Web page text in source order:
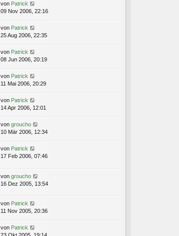
von Patrick
09 Nov 2006, 22:16
von Patrick
25 Aug 2006, 22:35
von Patrick
08 Jun 2006, 20:19
von Patrick
11 Mai 2006, 20:29
von Patrick
14 Apr 2006, 12:01
von groucho
10 Mär 2006, 12:34
von Patrick
17 Feb 2006, 07:46
von groucho
16 Dez 2005, 13:54
von Patrick
11 Nov 2005, 20:36
von Patrick